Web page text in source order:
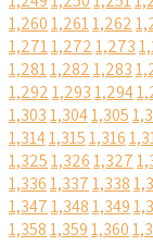
1,2601,2611,262
1,2711,2721,273
1,2811,2821,283
1,2921,2931,294
1,3031,3041,305
1,3141,3151,316
1,3251,3261,327
1,3361,3371,338
1,3471,3481,349
1,3581,3591,360